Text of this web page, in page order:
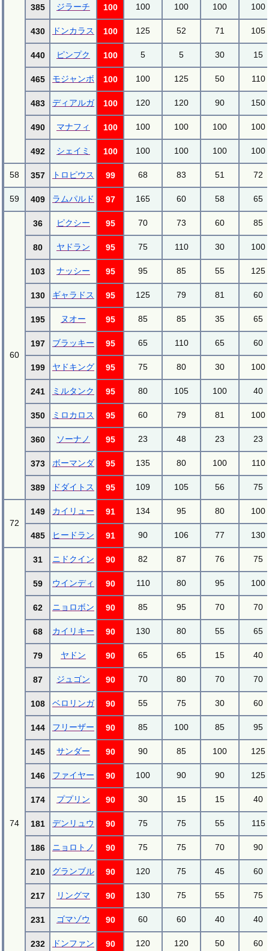
385 ジラーチ 100 100 100 100 100
430 ドンカラス 100 125 52 71 105
440 ピンプク 100 5 5 30 15
465 モジャンボ 100 100 125 50 110
483 ディアルガ 100 120 120 90 150
490 マナフィ 100 100 100 100 100
492 シェイミ 100 100 100 100 100
58 357 トロピウス 99 68 83 51 72
59 409 ラムパルド 97 165 60 58 65
60
36 ピクシー 95 70 73 60 85
80 ヤドラン 95 75 110 30 100
103 ナッシー 95 95 85 55 125
130 ギャラドス 95 125 79 81 60
195 ヌオー 95 85 85 35 65
197 ブラッキー 95 65 110 65 60
199 ヤドキング 95 75 80 30 100
241 ミルタンク 95 80 105 100 40
350 ミロカロス 95 60 79 81 100
360 ソーナノ 95 23 48 23 23
373 ボーマンダ 95 135 80 100 110
389 ドダイトス 95 109 105 56 75
72
149 カイリュー 91 134 95 80 100
485 ヒードラン 91 90 106 77 130
74
31 ニドクイン 90 82 87 76 75
59 ウインディ 90 110 80 95 100
62 ニョロボン 90 85 95 70 70
68 カイリキー 90 130 80 55 65
79 ヤドン 90 65 65 15 40
87 ジュゴン 90 70 80 70 70
108 ベロリンガ 90 55 75 30 60
144 フリーザー 90 85 100 85 95
145 サンダー 90 90 85 100 125
146 ファイヤー 90 100 90 90 125
174 ププリン 90 30 15 15 40
181 デンリュウ 90 75 75 55 115
186 ニョロトノ 90 75 75 70 90
210 グランブル 90 120 75 45 60
217 リングマ 90 130 75 55 75
231 ゴマゾウ 90 60 60 40 40
232 ドンファン 90 120 120 50 60